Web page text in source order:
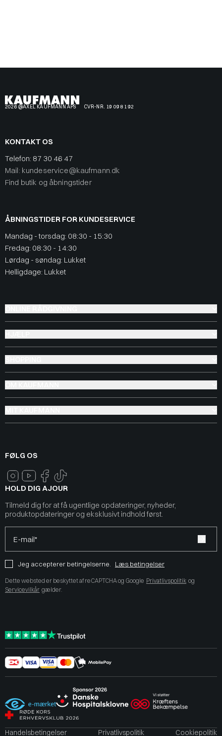
2026 @AXEL KAUFMANN APS CVR-NR. 19 09 81 92
KONTAKT OS
Telefon: 87 30 46 47
Mail: kundeservice@kaufmann.dk
Find butik og åbningstider
ÅBNINGSTIDER FOR KUNDESERVICE
Mandag - torsdag: 08:30 - 15:30
Fredag: 08:30 - 14:30
Lørdag - søndag: Lukket
Helligdage: Lukket
FØLG OS
HOLD DIG AJOUR
Tilmeld dig for at få ugentlige opdateringer, nyheder,
produktopdateringer og eksklusivt indhold først.
E-mail*
Jeg accepterer betingelserne. Læs betingelser
Dette websted er beskyttet af reCAPTCHA og Google Privatlivspolitik og
Servicevilkår gælder.
Handelsbetingelser Privatlivspolitik Cookiepolitik